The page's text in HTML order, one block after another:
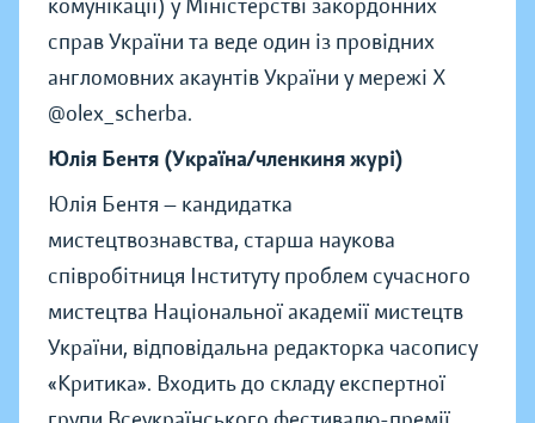
комунікації) у Міністерстві закордонних
справ України та веде один із провідних
англомовних акаунтів України у мережі Х
@olex_scherba.
Юлія Бентя (Україна/членкиня журі)
Юлія Бентя — кандидатка
мистецтвознавства, старша наукова
співробітниця Інституту проблем сучасного
мистецтва Національної академії мистецтв
України, відповідальна редакторка часопису
«Критика». Входить до складу експертної